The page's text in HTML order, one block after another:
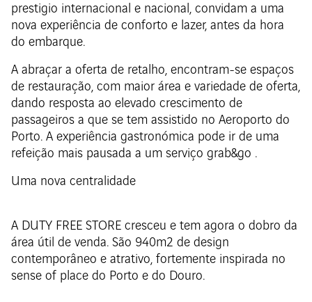
prestigio internacional e nacional, convidam a uma
nova experiência de conforto e lazer, antes da hora
do embarque.
A abraçar a oferta de retalho, encontram-se espaços
de restauração, com maior área e variedade de oferta,
dando resposta ao elevado crescimento de
passageiros a que se tem assistido no Aeroporto do
Porto. A experiência gastronómica pode ir de uma
refeição mais pausada a um serviço grab&go .
Uma nova centralidade
A DUTY FREE STORE cresceu e tem agora o dobro da
área útil de venda. São 940m2 de design
contemporâneo e atrativo, fortemente inspirada no
sense of place do Porto e do Douro.